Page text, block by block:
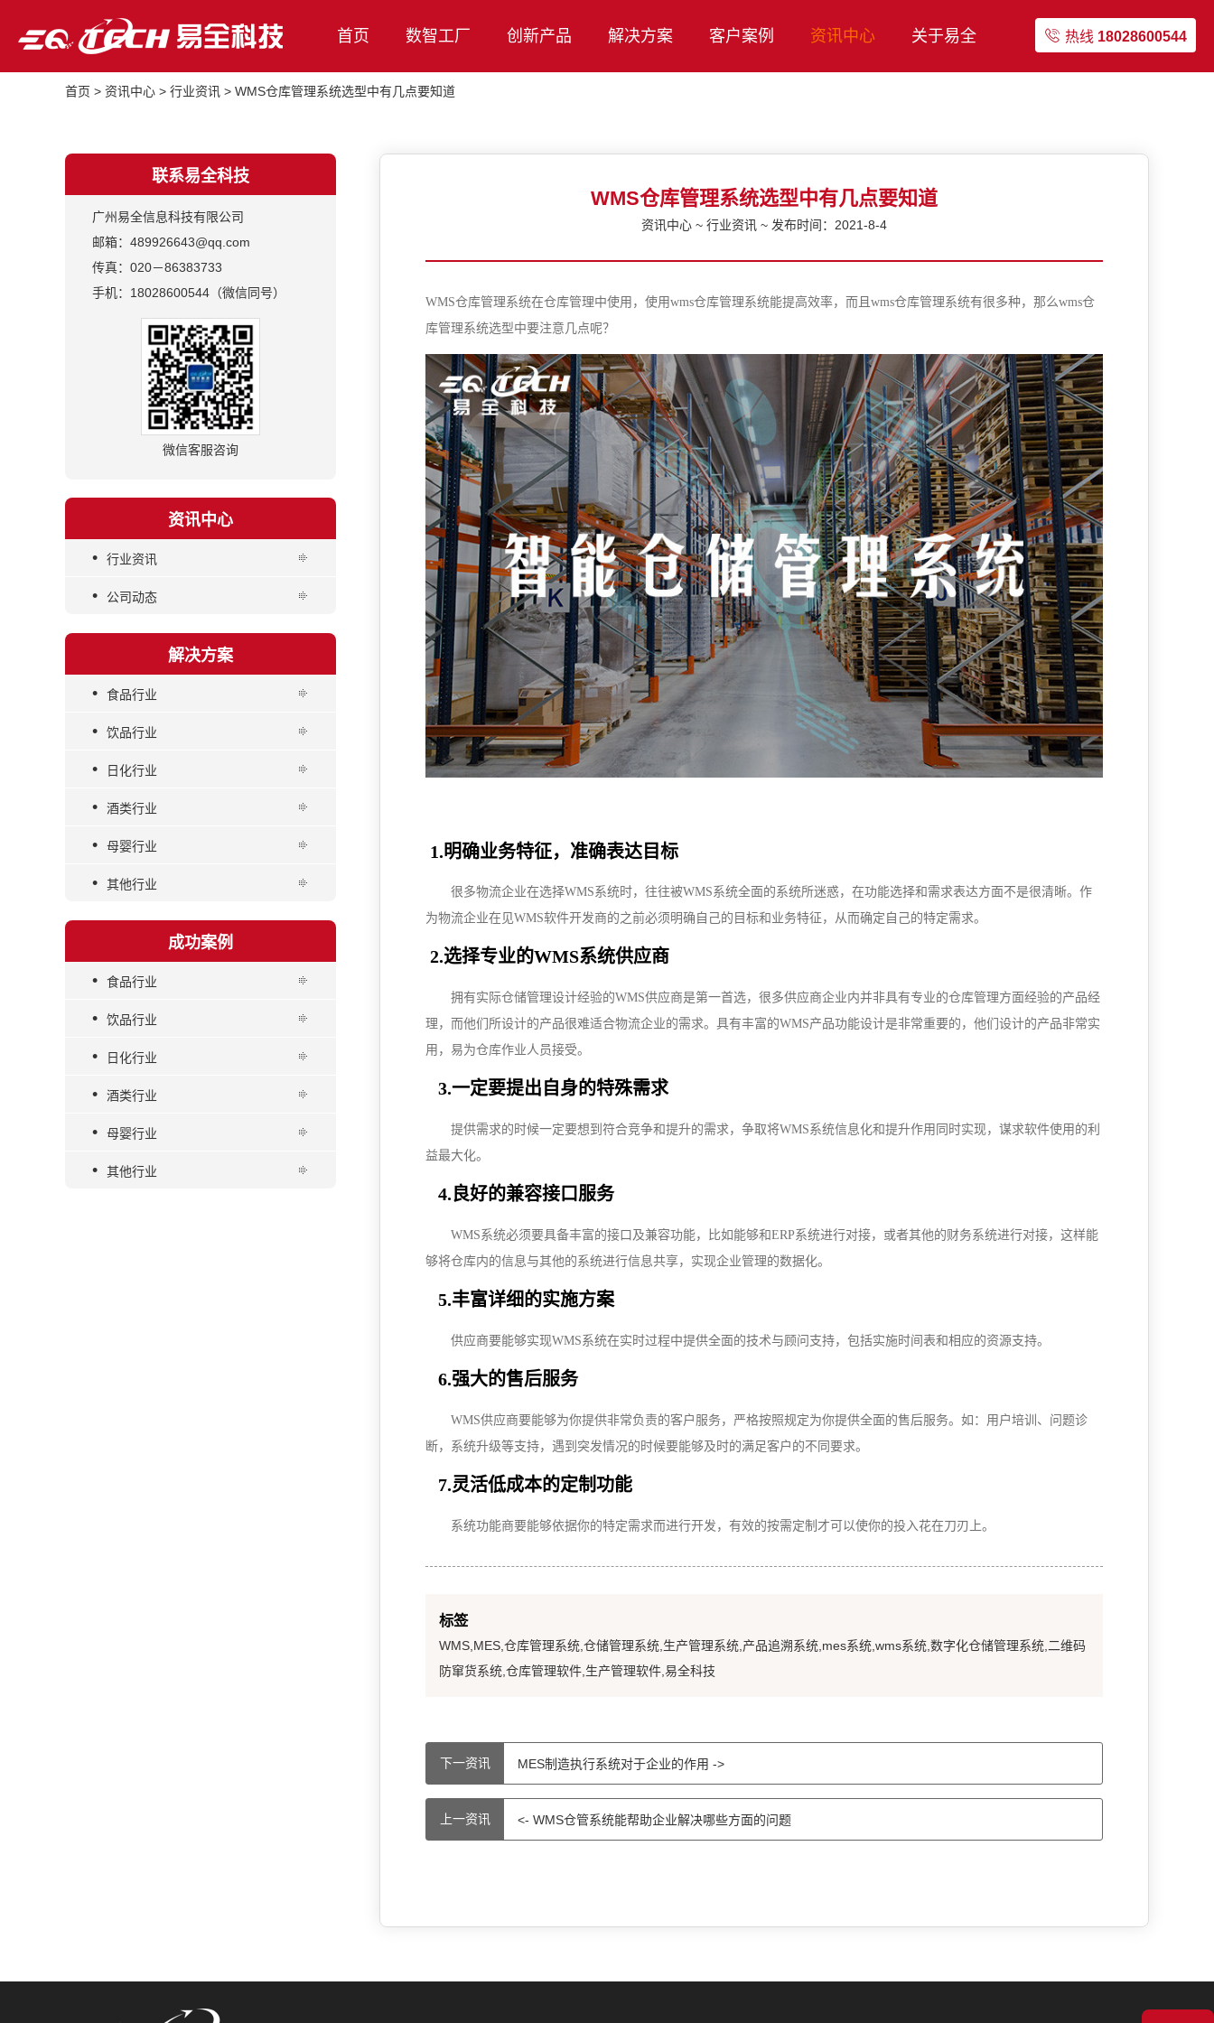
热线 18028600544
首页 数智工厂 创新产品 解决方案 客户案例 资讯中心 关于易全
首页 > 资讯中心 > 行业资讯 > WMS仓库管理系统选型中有几点要知道
联系易全科技
广州易全信息科技有限公司
邮箱：489926643@qq.com
传真：020－86383733
手机：18028600544（微信同号）
微信客服咨询
资讯中心
• 行业资讯
• 公司动态
解决方案
• 食品行业
• 饮品行业
• 日化行业
• 酒类行业
• 母婴行业
• 其他行业
成功案例
• 食品行业
• 饮品行业
• 日化行业
• 酒类行业
• 母婴行业
• 其他行业
WMS仓库管理系统选型中有几点要知道
资讯中心 ~ 行业资讯 ~ 发布时间：2021-8-4
WMS仓库管理系统在仓库管理中使用，使用wms仓库管理系统能提高效率，而且wms仓库管理系统有很多种，那么wms仓
库管理系统选型中要注意几点呢？
1.明确业务特征，准确表达目标
很多物流企业在选择WMS系统时，往往被WMS系统全面的系统所迷惑，在功能选择和需求表达方面不是很清晰。作
为物流企业在见WMS软件开发商的之前必须明确自己的目标和业务特征，从而确定自己的特定需求。
2.选择专业的WMS系统供应商
拥有实际仓储管理设计经验的WMS供应商是第一首选，很多供应商企业内并非具有专业的仓库管理方面经验的产品经
理，而他们所设计的产品很难适合物流企业的需求。具有丰富的WMS产品功能设计是非常重要的，他们设计的产品非常实
用，易为仓库作业人员接受。
3.一定要提出自身的特殊需求
提供需求的时候一定要想到符合竞争和提升的需求，争取将WMS系统信息化和提升作用同时实现，谋求软件使用的利
益最大化。
4.良好的兼容接口服务
WMS系统必须要具备丰富的接口及兼容功能，比如能够和ERP系统进行对接，或者其他的财务系统进行对接，这样能
够将仓库内的信息与其他的系统进行信息共享，实现企业管理的数据化。
5.丰富详细的实施方案
供应商要能够实现WMS系统在实时过程中提供全面的技术与顾问支持，包括实施时间表和相应的资源支持。
6.强大的售后服务
WMS供应商要能够为你提供非常负责的客户服务，严格按照规定为你提供全面的售后服务。如：用户培训、问题诊
断，系统升级等支持，遇到突发情况的时候要能够及时的满足客户的不同要求。
7.灵活低成本的定制功能
系统功能商要能够依据你的特定需求而进行开发，有效的按需定制 才可以使你的投入花在刀刃上。
标签
WMS,MES,仓库管理系统,仓储管理系统,生产管理系统,产品追溯系统,mes系统,wms系统,数字化仓储管理系统,二维码
防窜货系统,仓库管理软件,生产管理软件,易全科技
下一资讯 MES制造执行系统对于企业的作用 ->
上一资讯 <- WMS仓管系统能帮助企业解决哪些方面的问题